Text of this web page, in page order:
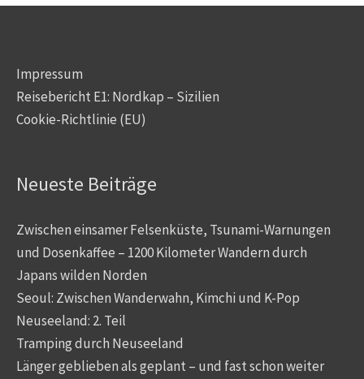
Impressum
Reisebericht E1: Nordkap – Sizilien
Cookie-Richtlinie (EU)
Neueste Beiträge
Zwischen einsamer Felsenküste, Tsunami-Warnungen
und Dosenkaffee – 1200 Kilometer Wandern durch
Japans wilden Norden
Seoul: Zwischen Wanderwahn, Kimchi und K-Pop
Neuseeland: 2. Teil
Tramping durch Neuseeland
Länger geblieben als geplant – und fast schon weiter